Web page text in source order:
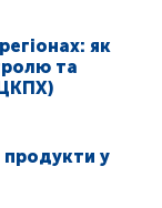
як
та
продукти у